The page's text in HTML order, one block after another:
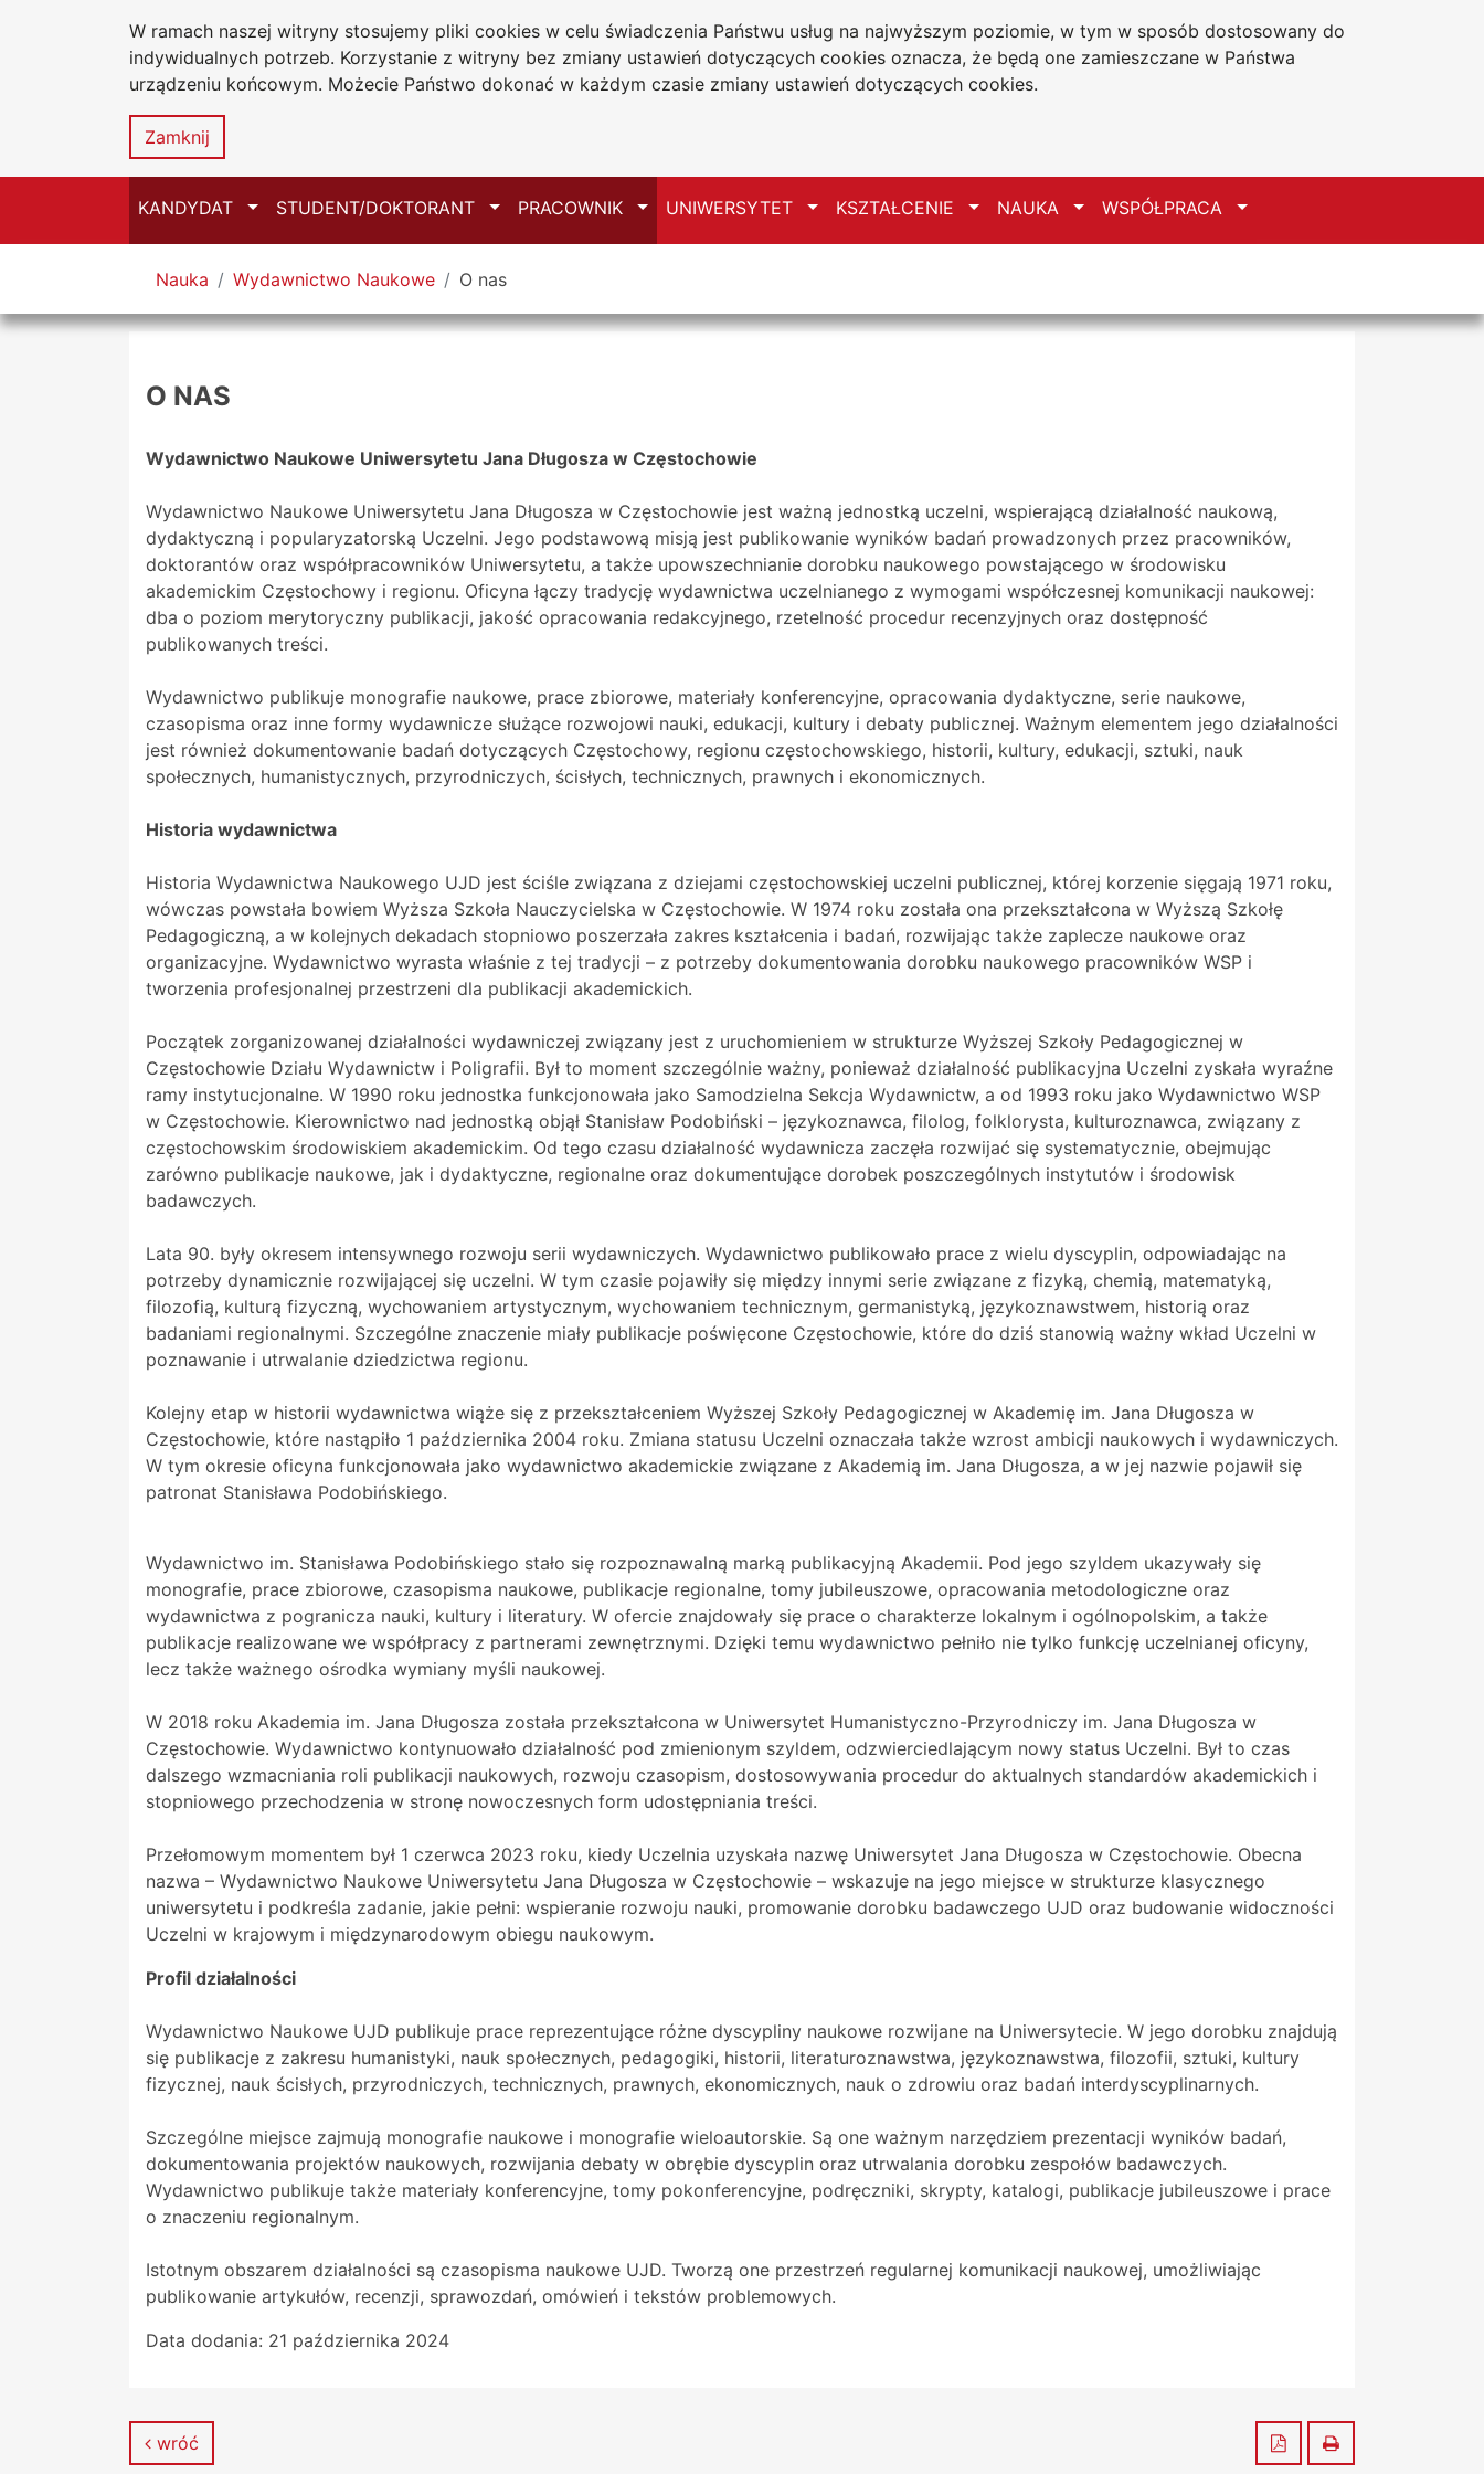
W ramach naszej witryny stosujemy pliki cookies w celu świadczenia Państwu usług na najwyższym poziomie, w tym w sposób dostosowany do
indywidualnych potrzeb. Korzystanie z witryny bez zmiany ustawień dotyczących cookies oznacza, że będą one zamieszczane w Państwa
urządzeniu końcowym. Możecie Państwo dokonać w każdym czasie zmiany ustawień dotyczących cookies.
Zamknij
Przejdź do głównego menu
Przejdź do treści
Przejdź do wyszukiwarki
Przejdź do mapy serwisuUniwersytet
Jana Długosza w Częstochowie
Deklaracja dostępności
KANDYDAT Przełącz
STUDENT/DOKTORANT Przełącz
PRACOWNIK Przełącz
UNIWERSYTET Przełącz
KSZTAŁCENIE Przełącz
NAUKA Przełącz
WSPÓŁPRACA Przełącz
Tutaj jesteś
Nauka Wydawnictwo Naukowe O nas
O NAS
Wydawnictwo Naukowe Uniwersytetu Jana Długosza w Częstochowie
Wydawnictwo Naukowe Uniwersytetu Jana Długosza w Częstochowie jest ważną jednostką uczelni, wspierającą działalność naukową,
dydaktyczną i popularyzatorską Uczelni. Jego podstawową misją jest publikowanie wyników badań prowadzonych przez pracowników,
doktorantów oraz współpracowników Uniwersytetu, a także upowszechnianie dorobku naukowego powstającego w środowisku
akademickim Częstochowy i regionu. Oficyna łączy tradycję wydawnictwa uczelnianego z wymogami współczesnej komunikacji naukowej:
dba o poziom merytoryczny publikacji, jakość opracowania redakcyjnego, rzetelność procedur recenzyjnych oraz dostępność
publikowanych treści.
Wydawnictwo publikuje monografie naukowe, prace zbiorowe, materiały konferencyjne, opracowania dydaktyczne, serie naukowe,
czasopisma oraz inne formy wydawnicze służące rozwojowi nauki, edukacji, kultury i debaty publicznej. Ważnym elementem jego działalności
jest również dokumentowanie badań dotyczących Częstochowy, regionu częstochowskiego, historii, kultury, edukacji, sztuki, nauk
społecznych, humanistycznych, przyrodniczych, ścisłych, technicznych, prawnych i ekonomicznych.
Historia wydawnictwa
Historia Wydawnictwa Naukowego UJD jest ściśle związana z dziejami częstochowskiej uczelni publicznej, której korzenie sięgają 1971 roku,
wówczas powstała bowiem Wyższa Szkoła Nauczycielska w Częstochowie. W 1974 roku została ona przekształcona w Wyższą Szkołę
Pedagogiczną, a w kolejnych dekadach stopniowo poszerzała zakres kształcenia i badań, rozwijając także zaplecze naukowe oraz
organizacyjne. Wydawnictwo wyrasta właśnie z tej tradycji – z potrzeby dokumentowania dorobku naukowego pracowników WSP i
tworzenia profesjonalnej przestrzeni dla publikacji akademickich.
Początek zorganizowanej działalności wydawniczej związany jest z uruchomieniem w strukturze Wyższej Szkoły Pedagogicznej w
Częstochowie Działu Wydawnictw i Poligrafii. Był to moment szczególnie ważny, ponieważ działalność publikacyjna Uczelni zyskała wyraźne
ramy instytucjonalne. W 1990 roku jednostka funkcjonowała jako Samodzielna Sekcja Wydawnictw, a od 1993 roku jako Wydawnictwo WSP
w Częstochowie. Kierownictwo nad jednostką objął Stanisław Podobiński – językoznawca, filolog, folklorysta, kulturoznawca, związany z
częstochowskim środowiskiem akademickim. Od tego czasu działalność wydawnicza zaczęła rozwijać się systematycznie, obejmując
zarówno publikacje naukowe, jak i dydaktyczne, regionalne oraz dokumentujące dorobek poszczególnych instytutów i środowisk
badawczych.
Lata 90. były okresem intensywnego rozwoju serii wydawniczych. Wydawnictwo publikowało prace z wielu dyscyplin, odpowiadając na
potrzeby dynamicznie rozwijającej się uczelni. W tym czasie pojawiły się między innymi serie związane z fizyką, chemią, matematyką,
filozofią, kulturą fizyczną, wychowaniem artystycznym, wychowaniem technicznym, germanistyką, językoznawstwem, historią oraz
badaniami regionalnymi. Szczególne znaczenie miały publikacje poświęcone Częstochowie, które do dziś stanowią ważny wkład Uczelni w
poznawanie i utrwalanie dziedzictwa regionu.
Kolejny etap w historii wydawnictwa wiąże się z przekształceniem Wyższej Szkoły Pedagogicznej w Akademię im. Jana Długosza w
Częstochowie, które nastąpiło 1 października 2004 roku. Zmiana statusu Uczelni oznaczała także wzrost ambicji naukowych i wydawniczych.
W tym okresie oficyna funkcjonowała jako wydawnictwo akademickie związane z Akademią im. Jana Długosza, a w jej nazwie pojawił się
patronat Stanisława Podobińskiego.
Wydawnictwo im. Stanisława Podobińskiego stało się rozpoznawalną marką publikacyjną Akademii. Pod jego szyldem ukazywały się
monografie, prace zbiorowe, czasopisma naukowe, publikacje regionalne, tomy jubileuszowe, opracowania metodologiczne oraz
wydawnictwa z pogranicza nauki, kultury i literatury. W ofercie znajdowały się prace o charakterze lokalnym i ogólnopolskim, a także
publikacje realizowane we współpracy z partnerami zewnętrznymi. Dzięki temu wydawnictwo pełniło nie tylko funkcję uczelnianej oficyny,
lecz także ważnego ośrodka wymiany myśli naukowej.
W 2018 roku Akademia im. Jana Długosza została przekształcona w Uniwersytet Humanistyczno-Przyrodniczy im. Jana Długosza w
Częstochowie. Wydawnictwo kontynuowało działalność pod zmienionym szyldem, odzwierciedlającym nowy status Uczelni. Był to czas
dalszego wzmacniania roli publikacji naukowych, rozwoju czasopism, dostosowywania procedur do aktualnych standardów akademickich i
stopniowego przechodzenia w stronę nowoczesnych form udostępniania treści.
Przełomowym momentem był 1 czerwca 2023 roku, kiedy Uczelnia uzyskała nazwę Uniwersytet Jana Długosza w Częstochowie. Obecna
nazwa – Wydawnictwo Naukowe Uniwersytetu Jana Długosza w Częstochowie – wskazuje na jego miejsce w strukturze klasycznego
uniwersytetu i podkreśla zadanie, jakie pełni: wspieranie rozwoju nauki, promowanie dorobku badawczego UJD oraz budowanie widoczności
Uczelni w krajowym i międzynarodowym obiegu naukowym.
Profil działalności
Wydawnictwo Naukowe UJD publikuje prace reprezentujące różne dyscypliny naukowe rozwijane na Uniwersytecie. W jego dorobku znajdują
się publikacje z zakresu humanistyki, nauk społecznych, pedagogiki, historii, literaturoznawstwa, językoznawstwa, filozofii, sztuki, kultury
fizycznej, nauk ścisłych, przyrodniczych, technicznych, prawnych, ekonomicznych, nauk o zdrowiu oraz badań interdyscyplinarnych.
Szczególne miejsce zajmują monografie naukowe i monografie wieloautorskie. Są one ważnym narzędziem prezentacji wyników badań,
dokumentowania projektów naukowych, rozwijania debaty w obrębie dyscyplin oraz utrwalania dorobku zespołów badawczych.
Wydawnictwo publikuje także materiały konferencyjne, tomy pokonferencyjne, podręczniki, skrypty, katalogi, publikacje jubileuszowe i prace
o znaczeniu regionalnym.
Istotnym obszarem działalności są czasopisma naukowe UJD. Tworzą one przestrzeń regularnej komunikacji naukowej, umożliwiając
publikowanie artykułów, recenzji, sprawozdań, omówień i tekstów problemowych.
Data dodania: 21 października 2024
wróć Zapisz do PDF
Drukuj